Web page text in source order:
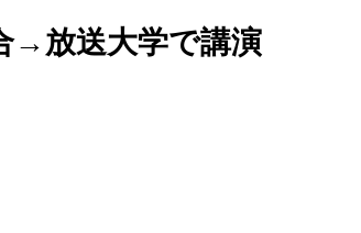
→放送大学で講演